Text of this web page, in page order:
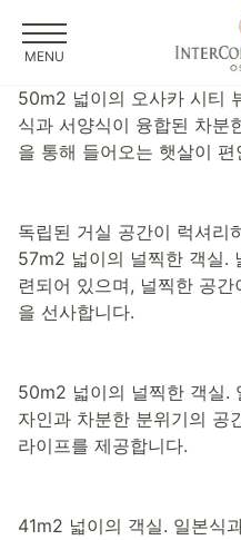
MENU
50m2 넓이의 오사카 시티
식과 서양식이 융합된 차분
을 통해 들어오는 햇살이
독립된 거실 공간이 럭셔리
57m2 넓이의 널찍한 객실.
련되어 있으며, 널찍한 공
을 선사합니다.
50m2 넓이의 널찍한 객실.
자인과 차분한 분위기의 공
라이프를 제공합니다.
41m2 넓이의 객실. 일본식